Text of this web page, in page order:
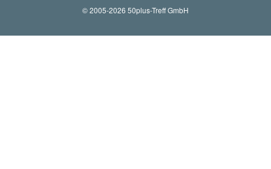
© 2005-2026 50plus-Treff GmbH